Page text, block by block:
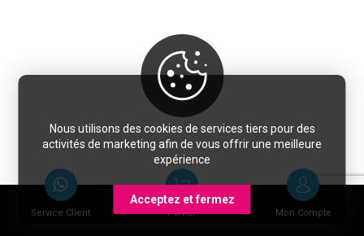
Service Client Panier Mon Compte
Nous utilisons des cookies de services tiers pour des
activités de marketing afin de vous offrir une meilleure
expérience
Acceptez et fermez